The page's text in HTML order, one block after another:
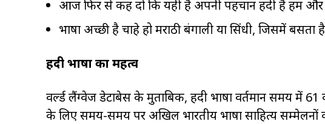
आज फिर से कह दो कि यही है अपनी पहचान हिंदी है हम और
भाषा अच्छी है चाहे हो मराठी बंगाली या सिंधी, जिसमें बसता है
हिंदी भाषा का महत्व
वर्ल्ड लैंग्वेज डेटाबेस के मुताबिक, हिंदी भाषा वर्तमान समय में 61
के लिए समय-समय पर अखिल भारतीय भाषा साहित्य सम्मेलनों